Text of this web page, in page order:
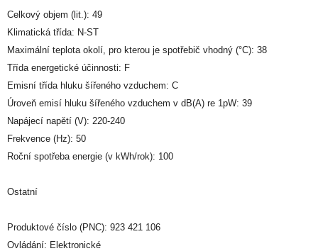
Celkový objem (lit.): 49
Klimatická třída: N-ST
Maximální teplota okolí, pro kterou je spotřebič vhodný (°C): 38
Třída energetické účinnosti: F
Emisní třída hluku šířeného vzduchem: C
Úroveň emisí hluku šířeného vzduchem v dB(A) re 1pW: 39
Napájecí napětí (V): 220-240
Frekvence (Hz): 50
Roční spotřeba energie (v kWh/rok): 100
Ostatní
Produktové číslo (PNC): 923 421 106
Ovládání: Elektronické